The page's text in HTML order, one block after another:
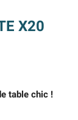
X20
table chic !